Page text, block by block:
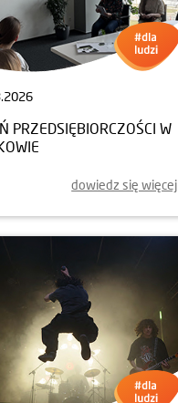
PRZEDSIĘBIORCZOŚCI W
dowiedz się więcej